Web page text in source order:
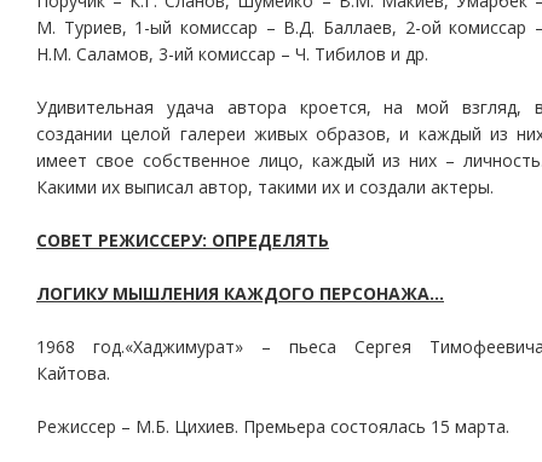
М. Туриев, 1-ый комиссар – В.Д. Баллаев, 2-ой комиссар
Н.М. Саламов, 3-ий комиссар – Ч. Тибилов и др.
Удивительная удача автора кроется, на мой взгляд,
создании целой галереи живых образов, и каждый из
имеет свое собственное лицо, каждый из них –
Какими их выписал автор, такими их и создали актеры.
СОВЕТ РЕЖИССЕРУ: ОПРЕДЕЛЯТЬ
ЛОГИКУ МЫШЛЕНИЯ КАЖДОГО ПЕРСОНАЖА…
1968 год.«Хаджимурат» – пьеса Сергея
Кайтова.
Режиссер – М.Б. Цихиев. Премьера состоялась 15 марта.